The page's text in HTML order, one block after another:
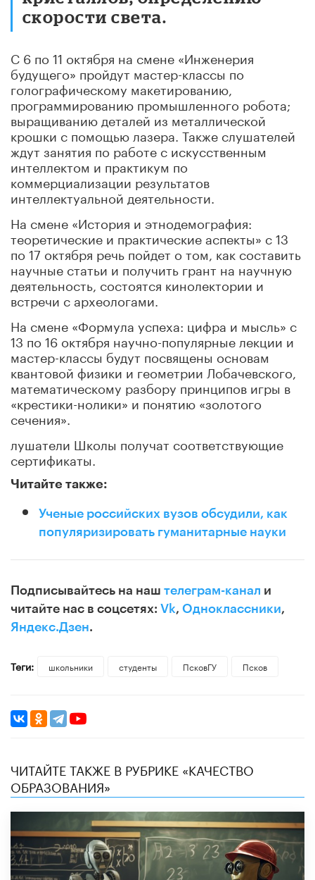
скорости света.
С 6 по 11 октября на смене «Инженерия
будущего» пройдут мастер-классы по
голографическому макетированию,
программированию промышленного робота;
выращиванию деталей из металлической
крошки с помощью лазера. Также слушателей
ждут занятия по работе с искусственным
интеллектом и практикум по
коммерциализации результатов
интеллектуальной деятельности.
На смене «История и этнодемография:
теоретические и практические аспекты» с 13
по 17 октября речь пойдет о том, как составить
научные статьи и получить грант на научную
деятельность, состоятся кинолектории и
встречи с археологами.
На смене «Формула успеха: цифра и мысль» с
13 по 16 октября научно-популярные лекции и
мастер-классы будут посвящены основам
квантовой физики и геометрии Лобачевского,
математическому разбору принципов игры в
«крестики-нолики» и понятию «золотого
сечения».
лушатели Школы получат соответствующие
сертификаты.
Читайте также:
Ученые российских вузов обсудили, как
популяризировать гуманитарные науки
Подписывайтесь на наш телеграм-канал и
читайте нас в соцсетях: Vk, Одноклассники,
Яндекс.Дзен.
Теги: школьники студенты ПсковГУ Псков
ЧИТАЙТЕ ТАКЖЕ В РУБРИКЕ «КАЧЕСТВО
ОБРАЗОВАНИЯ»